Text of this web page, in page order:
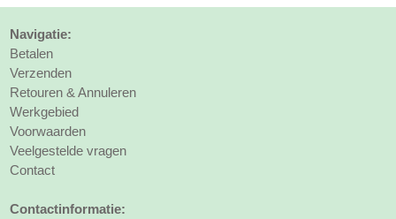
Navigatie:
Betalen
Verzenden
Retouren & Annuleren
Werkgebied
Voorwaarden
Veelgestelde vragen
Contact
Contactinformatie: